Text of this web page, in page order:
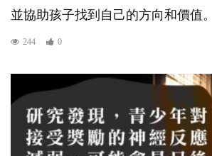
並協助孩子找到自己的方向和價值
244 0